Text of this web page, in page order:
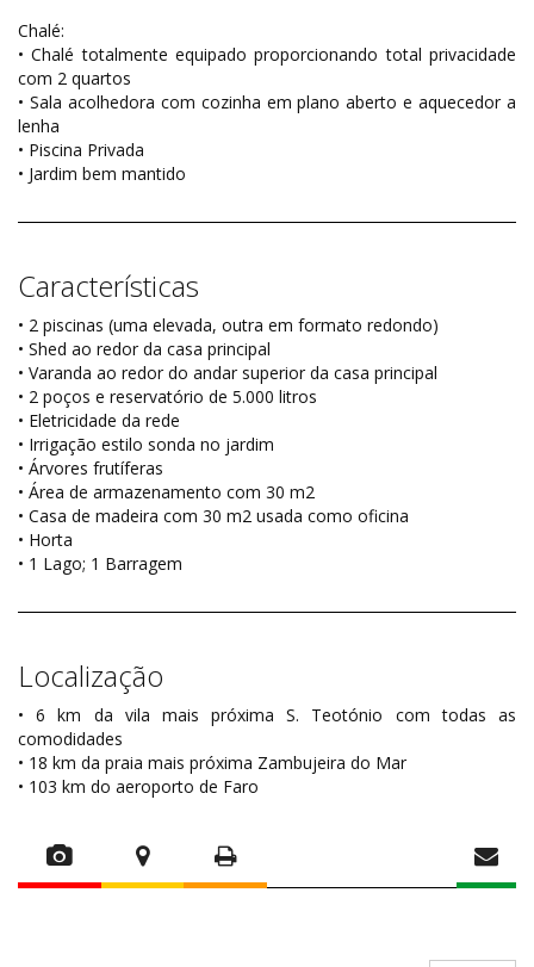
Chalé:
• Chalé totalmente equipado proporcionando total privacidade
com 2 quartos
• Sala acolhedora com cozinha em plano aberto e aquecedor a
lenha
• Piscina Privada
• Jardim bem mantido
Características
• 2 piscinas (uma elevada, outra em formato redondo)
• Shed ao redor da casa principal
• Varanda ao redor do andar superior da casa principal
• 2 poços e reservatório de 5.000 litros
• Eletricidade da rede
• Irrigação estilo sonda no jardim
• Árvores frutíferas
• Área de armazenamento com 30 m2
• Casa de madeira com 30 m2 usada como oficina
• Horta
• 1 Lago; 1 Barragem
Localização
• 6 km da vila mais próxima S. Teotónio com todas as
comodidades
• 18 km da praia mais próxima Zambujeira do Mar
• 103 km do aeroporto de Faro